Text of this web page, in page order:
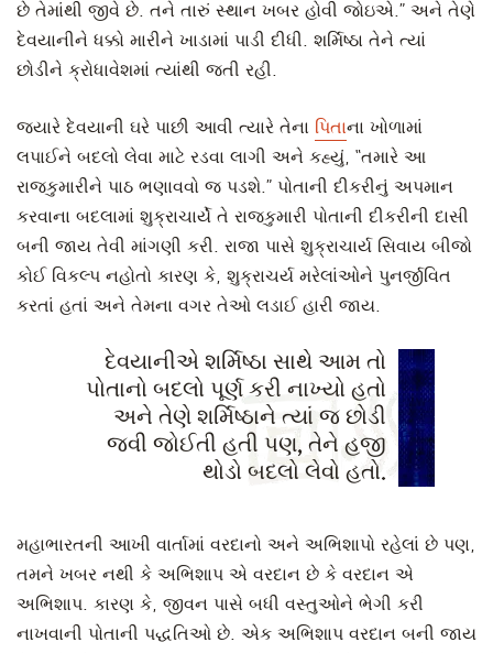
છે તેમાંથી જીવે છે. તને તારું સ્થાન ખબર હોવી જોઇએ.” અને તેણે
દેવયાનીને ધક્કો મારીને ખાડામાં પાડી દીધી. શર્મિષ્ઠા તેને ત્યાં
છોડીને ક્રોધાવેશમાં ત્યાંથી જતી રહી.
જ્યારે દેવયાની ઘરે પાછી આવી ત્યારે તેના પિતાના ખોળામાં
લપાઈને બદલો લેવા માટે રડવા લાગી અને કહ્યું, “તમારે આ
રાજકુમારીને પાઠ ભણાવવો જ પડશે.” પોતાની દીકરીનું અપમાન
કરવાના બદલામાં શુક્રાચાર્યે તે રાજકુમારી પોતાની દીકરીની દાસી
બની જાય તેવી માંગણી કરી. રાજા પાસે શુક્રાચાર્ય સિવાય બીજો
કોઈ વિકલ્પ નહોતો કારણ કે, શુક્રાચર્ય મરેલાંઓને પુનર્જીવિત
કરતાં હતાં અને તેમના વગર તેઓ લડાઈ હારી જાય.
દેવયાનીએ શર્મિષ્ઠા સાથે આમ તો
પોતાનો બદલો પૂર્ણ કરી નાખ્યો હતો
અને તેણે શર્મિષ્ઠાને ત્યાં જ છોડી
જવી જોઈતી હતી પણ, તેને હજી
થોડો બદલો લેવો હતો.
મહાભારતની આખી વાર્તામાં વરદાનો અને અભિશાપો રહેલાં છે પણ,
તમને ખબર નથી કે અભિશાપ એ વરદાન છે કે વરદાન એ
અભિશાપ. કારણ કે, જીવન પાસે બધી વસ્તુઓને ભેગી કરી
નાખવાની પોતાની પદ્ધતિઓ છે. એક અભિશાપ વરદાન બની જાય